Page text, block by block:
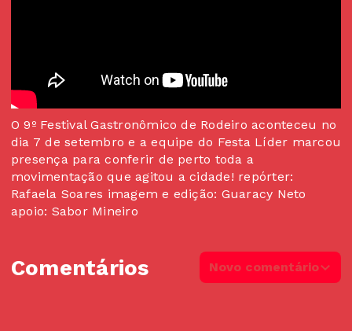
O 9º Festival Gastronômico de Rodeiro aconteceu no
dia 7 de setembro e a equipe do Festa Líder marcou
presença para conferir de perto toda a
movimentação que agitou a cidade! repórter:
Rafaela Soares imagem e edição: Guaracy Neto
apoio: Sabor Mineiro
Comentários Novo comentário